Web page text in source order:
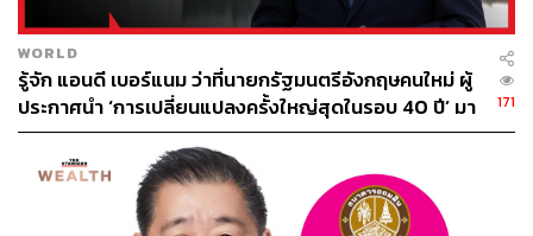
WORLD
รู้จัก แอนดี เบอร์แนม ว่าที่นายกรัฐมนตรีอังกฤษคนใหม่ ผู้
ประกาศนำ ‘การเปลี่ยนแปลงครั้งใหญ่สุดในรอบ 40 ปี’ มา
สู่การเมืองอังกฤษ
171